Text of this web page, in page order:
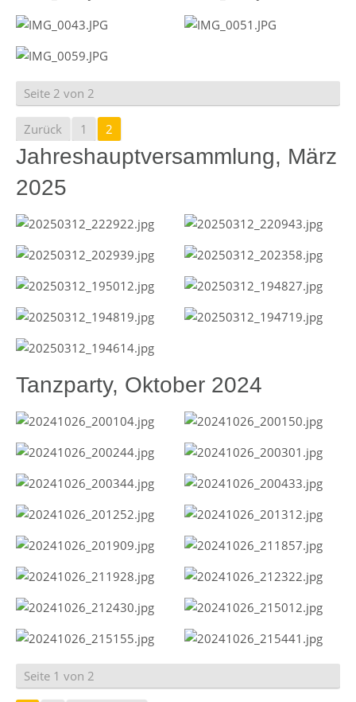
Seite 2 von 2
Zurück 1 2
Jahreshauptversammlung, März
2025
Tanzparty, Oktober 2024
Seite 1 von 2